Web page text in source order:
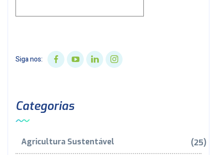
Siga nos:
Categorias
Agricultura Sustentável (25)